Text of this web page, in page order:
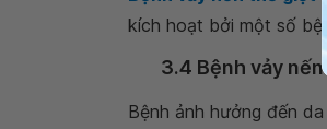
kích hoạt bởi một số
3.4 Bệnh vảy
Bệnh ảnh hưởng đến